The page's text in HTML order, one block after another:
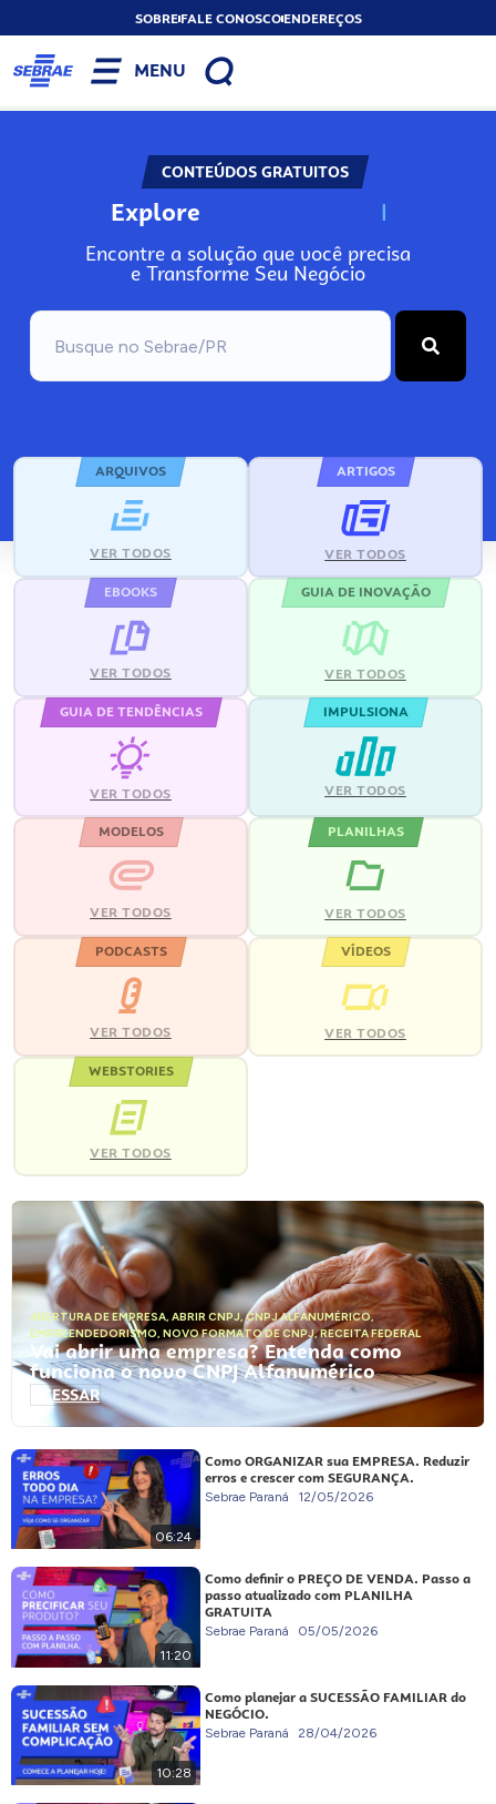
SOBREFALE CONOSCOENDEREÇOS
MENU
CONTEÚDOS GRATUITOS
Explore N
Encontre a solução que você precisa
e Transforme Seu Negócio
ARQUIVOS
VER TODOS
ARTIGOS
VER TODOS
EBOOKS
VER TODOS
GUIA DE INOVAÇÃO
VER TODOS
GUIA DE TENDÊNCIAS
VER TODOS
IMPULSIONA
VER TODOS
MODELOS
VER TODOS
PLANILHAS
VER TODOS
PODCASTS
VER TODOS
VÍDEOS
VER TODOS
WEBSTORIES
VER TODOS
ABERTURA DE EMPRESA, ABRIR CNPJ,CNPJ ALFANUMÉRICO,
EMPREENDEDORISMO, NOVO FORMATO DE CNPJ,RECEITA FEDERAL
Vai abrir uma empresa? Entenda como
funciona o novo CNPJ Alfanumérico
ACESSAR
06:24
Como ORGANIZAR sua EMPRESA. Reduzir
erros e crescer com SEGURANÇA.
Sebrae Paraná 12/05/2026
11:20
Como definir o PREÇO DE VENDA. Passo a
passo atualizado com PLANILHA
GRATUITA
Sebrae Paraná 05/05/2026
10:28
Como planejar a SUCESSÃO FAMILIAR do
NEGÓCIO.
Sebrae Paraná 28/04/2026